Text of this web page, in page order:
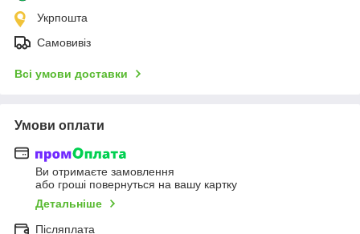
Укрпошта
Самовивіз
Всі умови доставки
Умови оплати
Ви отримаєте замовлення
або гроші повернуться на вашу картку
Детальніше
Післяплата